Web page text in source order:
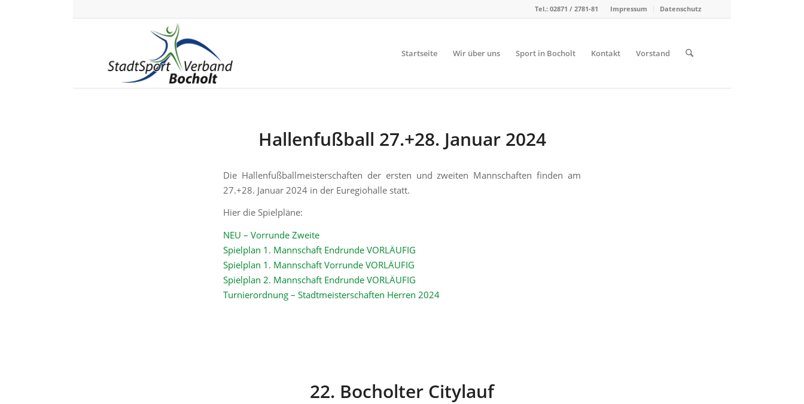
Impressum Datenschutz
Tel.: 02871 / 2781-81
Startseite Wir über uns Sport in Bocholt Kontakt Vorstand
Hallenfußball 27.+28. Januar 2024
Die Hallenfußballmeisterschaften der ersten und zweiten Mannschaften finden am
27.+28. Januar 2024 in der Euregiohalle statt.
Hier die Spielpläne:
NEU – Vorrunde Zweite
Spielplan 1. Mannschaft Endrunde VORLÄUFIG
Spielplan 1. Mannschaft Vorrunde VORLÄUFIG
Spielplan 2. Mannschaft Endrunde VORLÄUFIG
Turnierordnung – Stadtmeisterschaften Herren 2024
22. Bocholter Citylauf